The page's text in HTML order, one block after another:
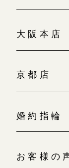
大阪本店
京都店
婚約指輪
お客様の